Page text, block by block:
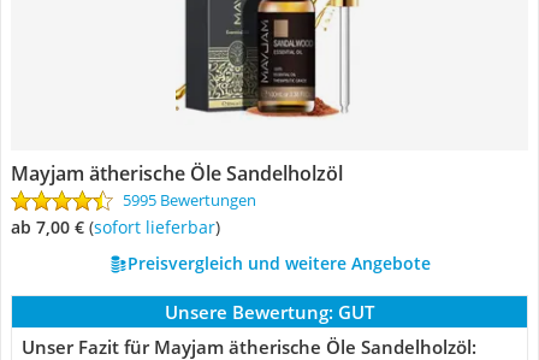
Mayjam ätherische Öle Sandelholzöl
5995 Bewertungen
ab 7,00 € ( Sofort lieferbar)
Preisvergleich und weitere Angebote
Unsere Bewertung: GUT
Unser Fazit für Mayjam ätherische Öle Sandelholzöl: